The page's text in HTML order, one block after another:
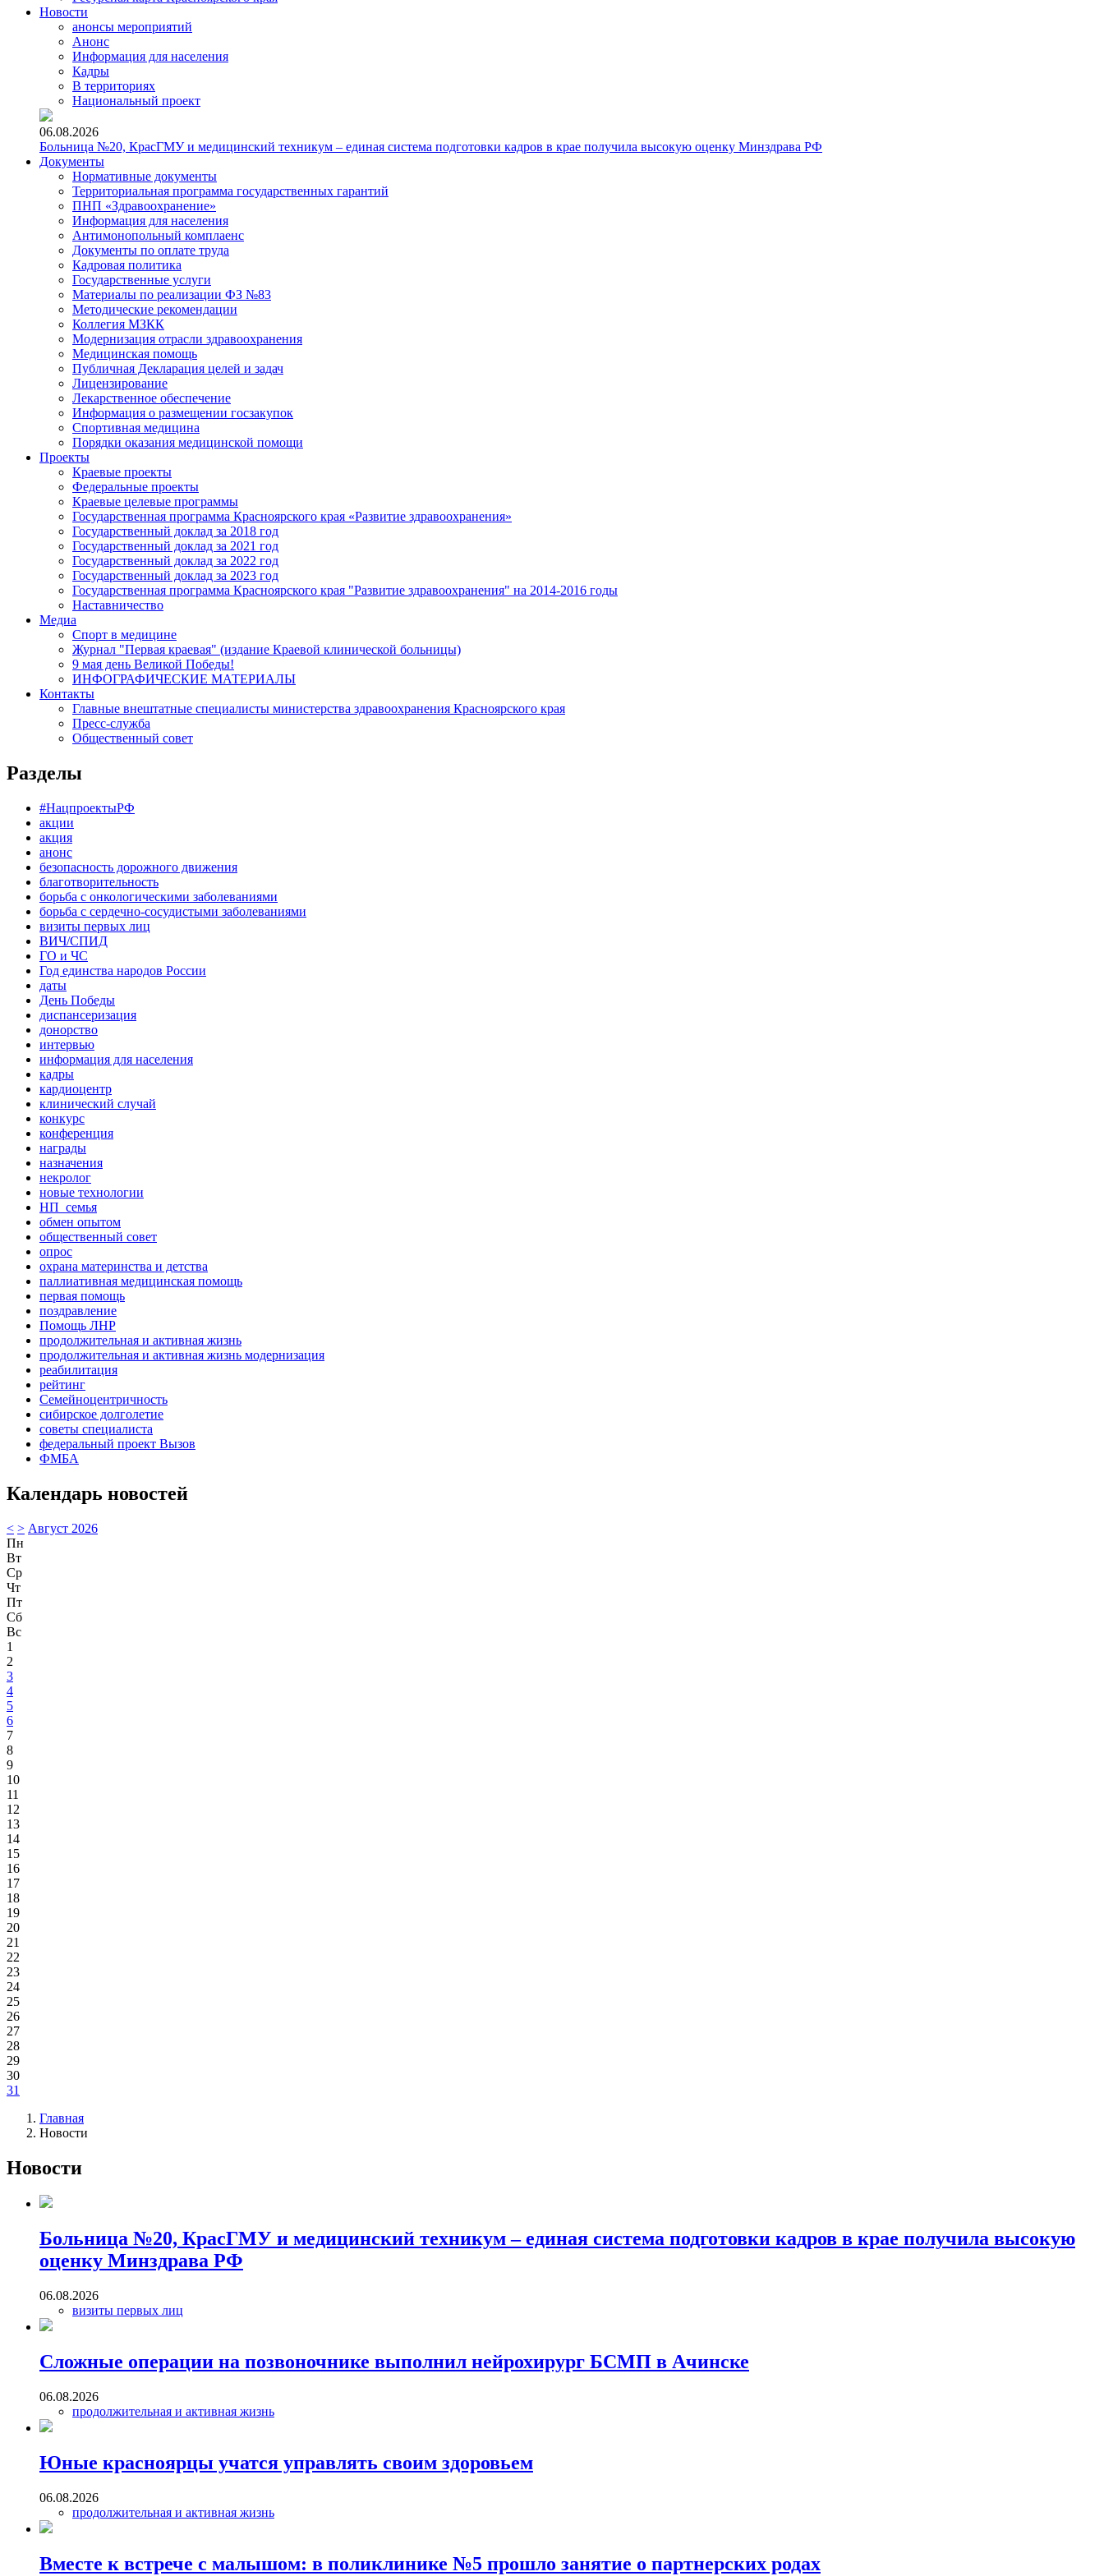
Новости
анонсы мероприятий
Анонс
Информация для населения
Кадры
В территориях
Национальный проект
06.08.2026
Больница №20, КрасГМУ и медицинский техникум – единая система подготовки кадров в крае получила высокую оценку Минздрава РФ
Документы
Нормативные документы
Территориальная программа государственных гарантий
ПНП «Здравоохранение»
Информация для населения
Антимонопольный комплаенс
Документы по оплате труда
Кадровая политика
Государственные услуги
Материалы по реализации ФЗ №83
Методические рекомендации
Коллегия МЗКК
Модернизация отрасли здравоохранения
Медицинская помощь
Публичная Декларация целей и задач
Лицензирование
Лекарственное обеспечение
Информация о размещении госзакупок
Спортивная медицина
Порядки оказания медицинской помощи
Проекты
Краевые проекты
Федеральные проекты
Краевые целевые программы
Государственная программа Красноярского края «Развитие здравоохранения»
Государственный доклад за 2018 год
Государственный доклад за 2021 год
Государственный доклад за 2022 год
Государственный доклад за 2023 год
Государственная программа Красноярского края "Развитие здравоохранения" на 2014-2016 годы
Наставничество
Медиа
Спорт в медицине
Журнал "Первая краевая" (издание Краевой клинической больницы)
9 мая день Великой Победы!
ИНФОГРАФИЧЕСКИЕ МАТЕРИАЛЫ
Контакты
Главные внештатные специалисты министерства здравоохранения Красноярского края
Пресс-служба
Общественный совет
Разделы
#НацпроектыРФ
акции
акция
анонс
безопасность дорожного движения
благотворительность
борьба с онкологическими заболеваниями
борьба с сердечно-сосудистыми заболеваниями
визиты первых лиц
ВИЧ/СПИД
ГО и ЧС
Год единства народов России
даты
День Победы
диспансеризация
донорство
интервью
информация для населения
кадры
кардиоцентр
клинический случай
конкурс
конференция
награды
назначения
некролог
новые технологии
НП_семья
обмен опытом
общественный совет
опрос
охрана материнства и детства
паллиативная медицинская помощь
первая помощь
поздравление
Помощь ЛНР
продолжительная и активная жизнь
продолжительная и активная жизнь модернизация
реабилитация
рейтинг
Семейноцентричность
сибирское долголетие
советы специалиста
федеральный проект Вызов
ФМБА
Календарь новостей
< > Август 2026
Пн
Вт
Ср
Чт
Пт
Сб
Вс
1
2
3
4
5
6
7
8
9
10
11
12
13
14
15
16
17
18
19
20
21
22
23
24
25
26
27
28
29
30
31
Главная
Новости
Новости
Больница №20, КрасГМУ и медицинский техникум – единая система подготовки кадров в крае получила высокую
оценку Минздрава РФ
06.08.2026
визиты первых лиц
Сложные операции на позвоночнике выполнил нейрохирург БСМП в Ачинске
06.08.2026
продолжительная и активная жизнь
Юные красноярцы учатся управлять своим здоровьем
06.08.2026
продолжительная и активная жизнь
Вместе к встрече с малышом: в поликлинике №5 прошло занятие о партнерских родах